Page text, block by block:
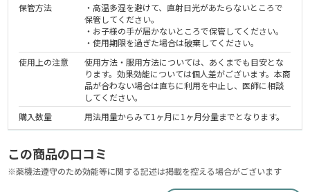
保管方法
・高温多湿を避けて、直射日光があたらないところで
保管してください。
・お子様の手が届かないところで保管してください。
・使用期限を過ぎた場合は破棄してください。
使用上の注意
使用方法・服用方法については、あくまでも目安とな
ります。効果効能については個人差がございます。本商
品が合わない場合は直ちに利用を中止し、医師に相談
してください。
購入数量
用法用量からみて1ヶ月に1ヶ月分量までとなります。
この商品の口コミ
※薬機法遵守のため効能等に関する記述は掲載を控える場合がございます